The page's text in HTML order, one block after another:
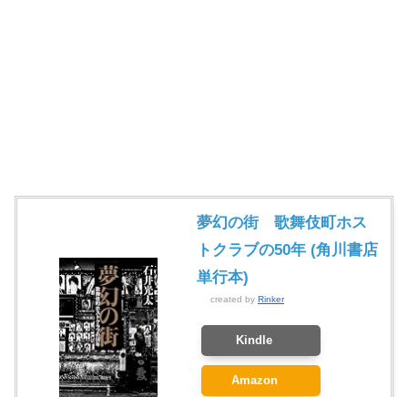
夢幻の街 歌舞伎町ホス
トクラブの50年 (角川書店
単行本)
created by Rinker
Kindle
Amazon